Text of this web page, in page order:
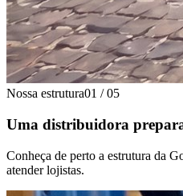
Nossa estrutura01 / 05
Uma distribuidora
Conheça de perto a estrutura da
atender lojistas.